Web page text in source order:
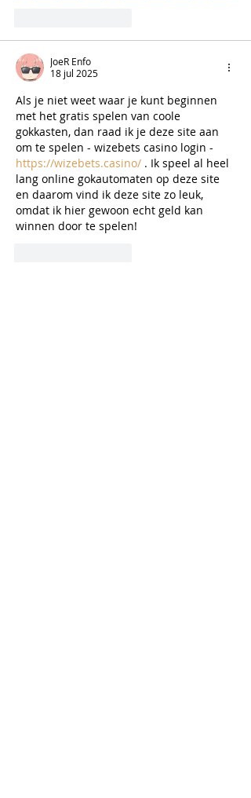
JoeR Enfo
18 jul 2025
Als je niet weet waar je kunt beginnen
met het gratis spelen van coole
gokkasten, dan raad ik je deze site aan
om te spelen - wizebets casino login -
https://wizebets.casino/ . Ik speel al heel
lang online gokautomaten op deze site
en daarom vind ik deze site zo leuk,
omdat ik hier gewoon echt geld kan
winnen door te spelen!